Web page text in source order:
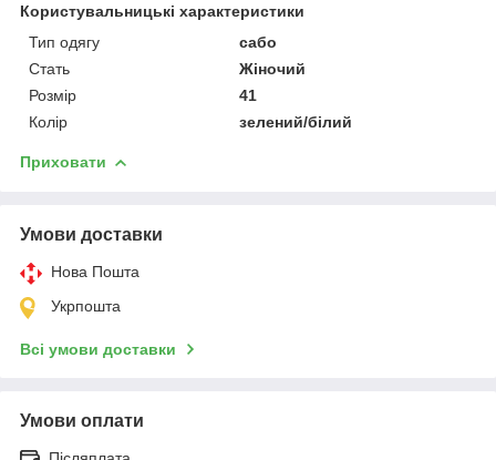
Користувальницькі характеристики
Тип одягу
сабо
Стать
Жіночий
Розмір
41
Колір
зелений/білий
Приховати
Умови доставки
Нова Пошта
Укрпошта
Всі умови доставки
Умови оплати